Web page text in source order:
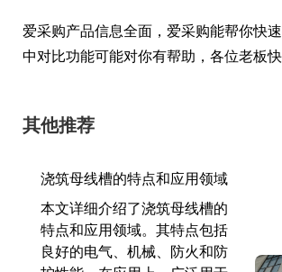
爱采购产品信息全面，爱采购能帮你快
中对比功能可能对你有帮助，各位老板
其他推荐
浇筑母线槽的特点和应用领域
本文详细介绍了浇筑母线槽的
特点和应用领域。其特点包括
良好的电气、机械、防火和防